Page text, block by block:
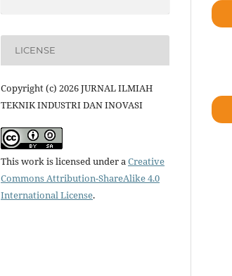
LICENSE
Copyright (c) 2026 JURNAL ILMIAH
TEKNIK INDUSTRI DAN INOVASI
This work is licensed under aCreative
Commons Attribution-ShareAlike 4.0
International License.